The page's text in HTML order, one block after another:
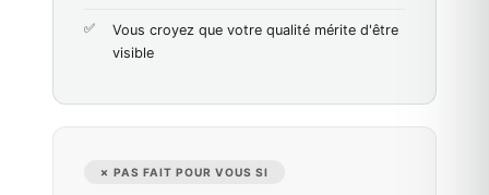
Vous croyez que votre qualité mérite d'être
visible
✗ PAS FAIT POUR VOUS SI